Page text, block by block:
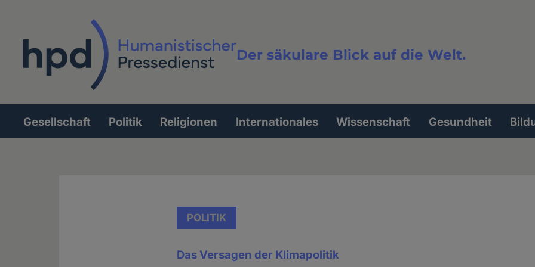
Der säkulare Blick auf die Welt.
Volltextsuche
Hauptnavigation
Gesellschaft Politik Religionen Internationales Wissenschaft Gesundheit
POLITIK
Das Versagen der Klimapolitik